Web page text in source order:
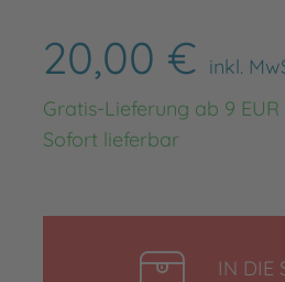
20,00 € inkl.
Gratis-Lieferung ab 9 EUR
Sofort lieferbar
IN DIE